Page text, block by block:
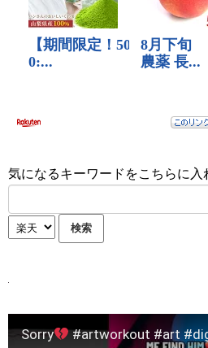
気になるキーワードをこちらに
Sorry #artworkout #art #digitaldrawing #funny